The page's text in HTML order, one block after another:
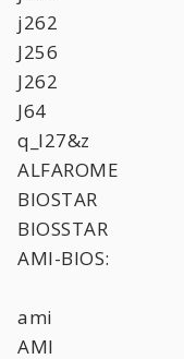
j262
J256
J262
J64
q_l27&z
ALFAROME
BIOSTAR
BIOSSTAR
AMI-BIOS:
ami
AMI